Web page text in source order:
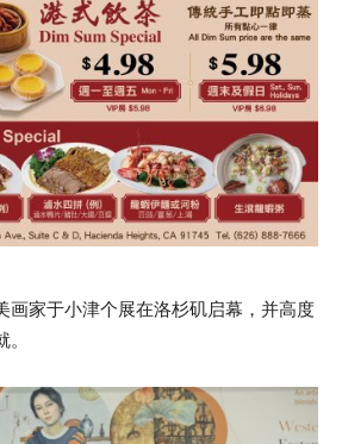
画家于小津个展在洛杉矶启幕，并高度